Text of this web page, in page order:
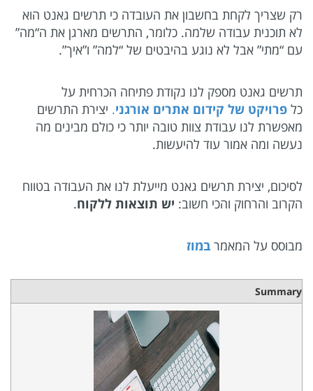
רק שצריך לקחת בחשבון את העובדה כי תרשים גאנט הוא
לא תוכנית עבודה שלמה. כלומר, התרשים מארגן את ה“מה”
עם “מתי” אבל לא נוגע בהיבטים של “למה” ו”איך”.
תרשים גאנט מספק לנו נקודת פתיחה הכרחית על
כל פרויקט של קידום אתרים אורגני. יצירת התרשים
מאפשרת לנו עבודת צוות טובה יותר כי כולם מבינים מה
נעשה ומה אמור עוד להיעשות.
לסיכום, יצירת תרשים גאנט מייעלת לנו את העבודה בטווח
הקרוב והרחוק והכי חשוב: יש תוצאות ללקוח.
מבוסס על המאמר במוז
Summary